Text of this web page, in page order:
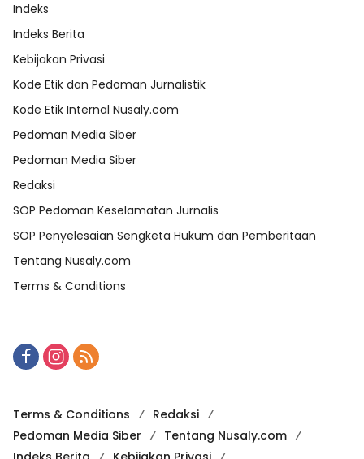
Indeks
Indeks Berita
Kebijakan Privasi
Kode Etik dan Pedoman Jurnalistik
Kode Etik Internal Nusaly.com
Pedoman Media Siber
Pedoman Media Siber
Redaksi
SOP Pedoman Keselamatan Jurnalis
SOP Penyelesaian Sengketa Hukum dan Pemberitaan
Tentang Nusaly.com
Terms & Conditions
Terms & Conditions
Redaksi
Pedoman Media Siber
Tentang Nusaly.com